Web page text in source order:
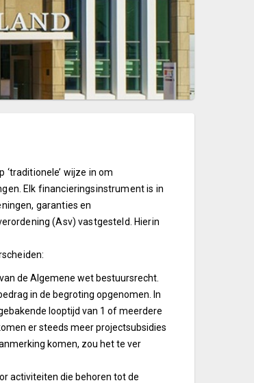
wijze in om
Elk financieringsinstrument is in
garanties en
(Asv) vastgesteld. Hierin
de Algemene wet bestuursrecht.
in de begroting opgenomen. In
looptijd van 1 of meerdere
er steeds meer projectsubsidies
komen, zou het te ver
activiteiten die behoren tot de